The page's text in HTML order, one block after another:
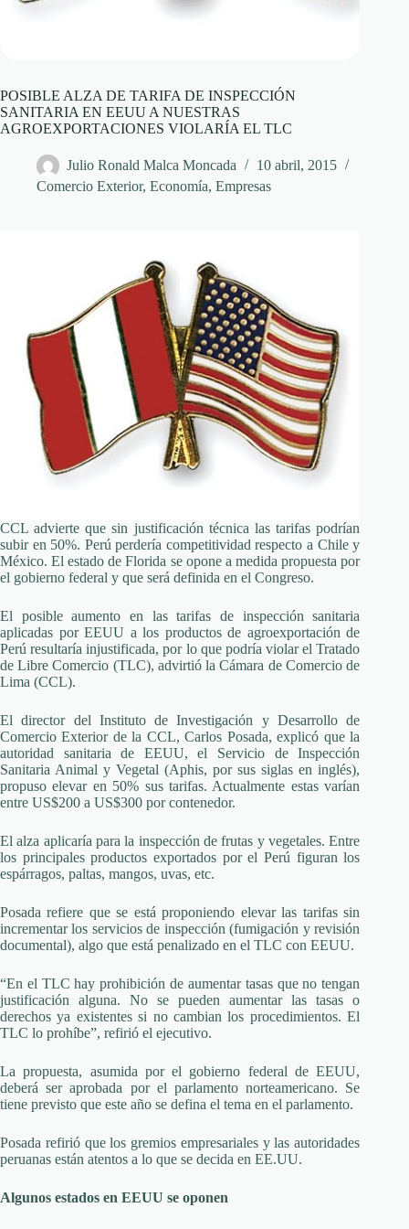
POSIBLE ALZA DE TARIFA DE INSPECCIÓN
SANITARIA EN EEUU A NUESTRAS
AGROEXPORTACIONES VIOLARÍA EL TLC
Julio Ronald Malca Moncada
10 abril, 2015
Comercio Exterior, Economía, Empresas
CCL advierte que sin justificación técnica las tarifas podrían
subir en 50%. Perú perdería competitividad respecto a Chile y
México. El estado de Florida se opone a medida propuesta por
el gobierno federal y que será definida en el Congreso.
El posible aumento en las tarifas de inspección sanitaria
aplicadas por EEUU a los productos de agroexportación de
Perú resultaría injustificada, por lo que podría violar el Tratado
de Libre Comercio (TLC), advirtió la Cámara de Comercio de
Lima (CCL).
El director del Instituto de Investigación y Desarrollo de
Comercio Exterior de la CCL, Carlos Posada, explicó que la
autoridad sanitaria de EEUU, el Servicio de Inspección
Sanitaria Animal y Vegetal (Aphis, por sus siglas en inglés),
propuso elevar en 50% sus tarifas. Actualmente estas varían
entre US$200 a US$300 por contenedor.
El alza aplicaría para la inspección de frutas y vegetales. Entre
los principales productos exportados por el Perú figuran los
espárragos, paltas, mangos, uvas, etc.
Posada refiere que se está proponiendo elevar las tarifas sin
incrementar los servicios de inspección (fumigación y revisión
documental), algo que está penalizado en el TLC con EEUU.
“En el TLC hay prohibición de aumentar tasas que no tengan
justificación alguna. No se pueden aumentar las tasas o
derechos ya existentes si no cambian los procedimientos. El
TLC lo prohíbe”, refirió el ejecutivo.
La propuesta, asumida por el gobierno federal de EEUU,
deberá ser aprobada por el parlamento norteamericano. Se
tiene previsto que este año se defina el tema en el parlamento.
Posada refirió que los gremios empresariales y las autoridades
peruanas están atentos a lo que se decida en EE.UU.
Algunos estados en EEUU se oponen